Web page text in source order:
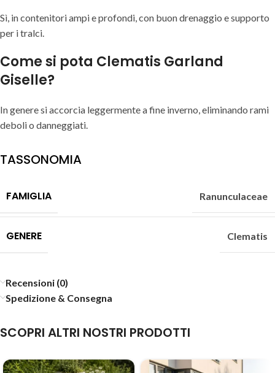
Sì, in contenitori ampi e profondi, con buon drenaggio e supporto
per i tralci.
Come si pota Clematis Garland
Giselle?
In genere si accorcia leggermente a fine inverno, eliminando rami
deboli o danneggiati.
TASSONOMIA
FAMIGLIA Ranunculaceae
GENERE Clematis
Recensioni (0)
Spedizione & Consegna
SCOPRI ALTRI NOSTRI PRODOTTI